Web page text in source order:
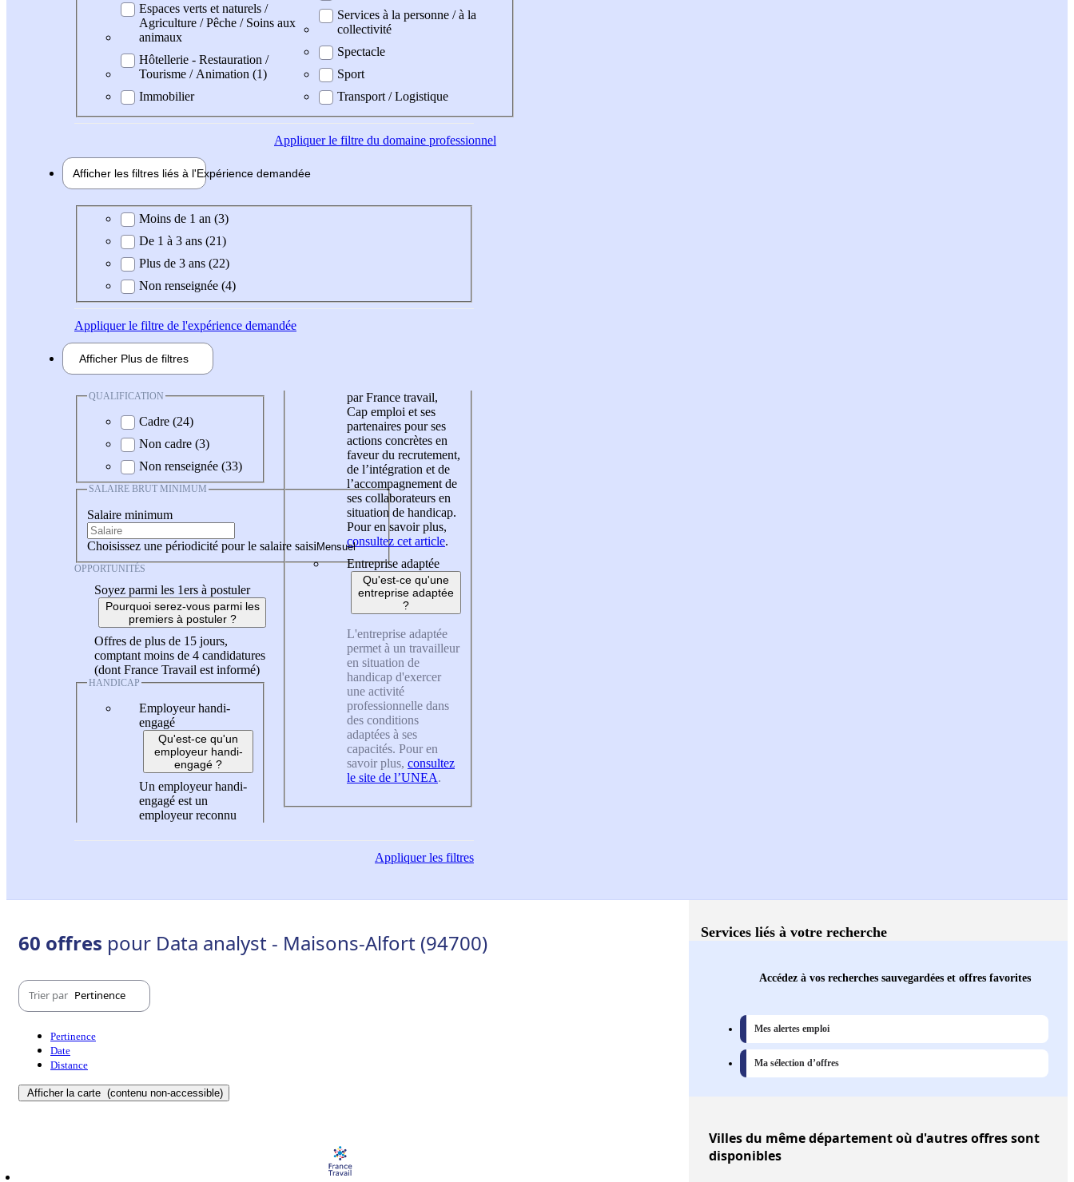
Espaces verts et naturels /
Agriculture / Pêche / Soins aux
animaux
Hôtellerie - Restauration /
Tourisme / Animation (1)
Immobilier
Services à la personne / à la
collectivité
Spectacle
Sport
Transport / Logistique
Appliquerle filtre du domaine professionnel
Afficher les filtres liés à l'Expérience demandée
Expérience demandée
Moins de 1 an (3)
De 1 à 3 ans (21)
Plus de 3 ans (22)
Non renseignée (4)
Appliquerle filtre de l'expérience demandée
Afficher Plus de filtres
QUALIFICATION
Cadre (24)
Non cadre (3)
Non renseignée (33)
SALAIRE BRUT MINIMUM
Salaire minimum
Choisissez une périodicité pour le salaire saisi
OPPORTUNITÉS
Soyez parmi les 1ers à postuler
Pourquoi serez-vous parmi les
premiers à postuler ?
Offres de plus de 15 jours,
comptant moins de 4 candidatures
(dont France Travail est informé)
HANDICAP
Employeur handi-
engagé
Qu'est-ce qu'un
employeur handi-
engagé ?
Un employeur handi-
engagé est un
employeur reconnu
par France travail,
Cap emploi et ses
partenaires pour ses
actions concrètes en
faveur du recrutement,
de l’intégration et de
l’accompagnement de
ses collaborateurs en
situation de handicap.
Pour en savoir plus,
consultez cet article.
Entreprise adaptée
Qu'est-ce qu'une
entreprise adaptée
?
L'entreprise adaptée
permet à un travailleur
en situation de
handicap d'exercer
une activité
professionnelle dans
des conditions
adaptées à ses
capacités. Pour en
savoir plus, consultez
le site de l’UNEA.
Appliquerles filtres
60 offres pour Data analyst - Maisons-Alfort (94700)
Trier par Pertinence
Pertinence
Date
Distance
Afficher la carte (contenu non-accessible)
Services liés à votre recherche
Accédez à vos recherches sauvegardées et offres favorites
Mes alertes emploi
Ma sélection d’offres
Villesdu même département où d'autres offres sont
disponibles